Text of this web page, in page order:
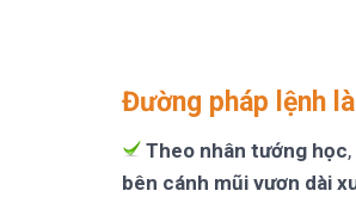
Đường pháp lệnh
Theo nhân tướng học
bên cánh mũi vươn dài